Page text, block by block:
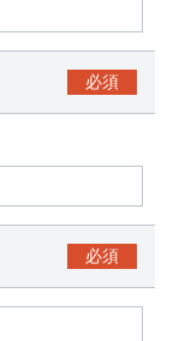
必須
必須